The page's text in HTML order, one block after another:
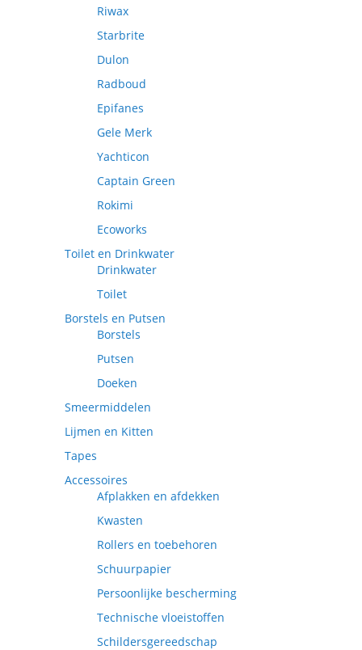
Riwax
Starbrite
Dulon
Radboud
Epifanes
Gele Merk
Yachticon
Captain Green
Rokimi
Ecoworks
Toilet en Drinkwater
Drinkwater
Toilet
Borstels en Putsen
Borstels
Putsen
Doeken
Smeermiddelen
Lijmen en Kitten
Tapes
Accessoires
Afplakken en afdekken
Kwasten
Rollers en toebehoren
Schuurpapier
Persoonlijke bescherming
Technische vloeistoffen
Schildersgereedschap